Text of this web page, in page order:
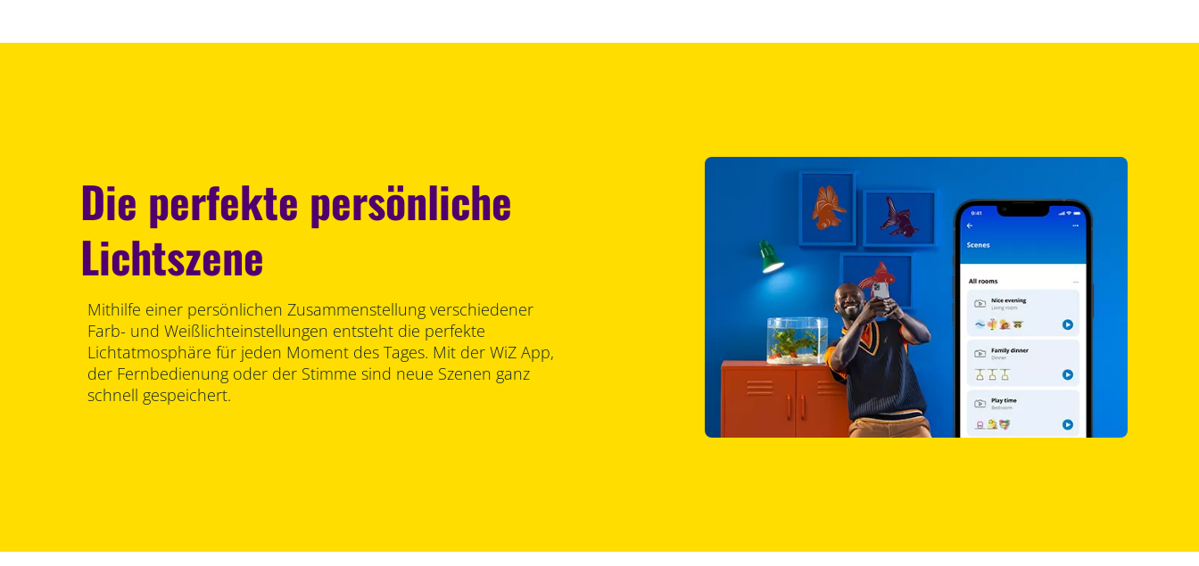
Die perfekte persönliche
Lichtszene
Mithilfe einer persönlichen Zusammenstellung verschiedener
Farb- und Weißlichteinstellungen entsteht die perfekte
Lichtatmosphäre für jeden Moment des Tages. Mit der WiZ App,
der Fernbedienung oder der Stimme sind neue Szenen ganz
schnell gespeichert.